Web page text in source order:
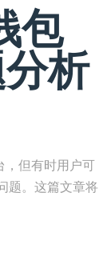
包
析
，但有时用户可
题。这篇文章将